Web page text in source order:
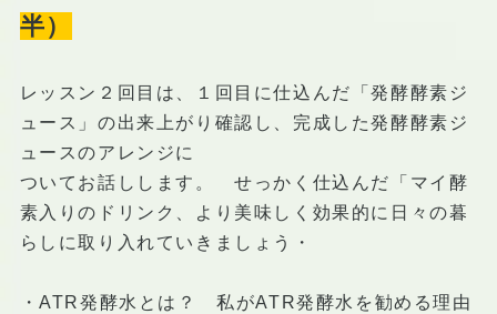
半）
レッスン２回目は、１回目に仕込んだ「発酵酵素ジ
ュース」の出来上がり確認し、完成した発酵酵素ジ
ュースのアレンジに
ついてお話しします。 せっかく仕込んだ「マイ酵
素入りのドリンク、より美味しく効果的に日々の暮
らしに取り入れていきましょう・
・ATR発酵水とは？ 私がATR発酵水を勧める理由